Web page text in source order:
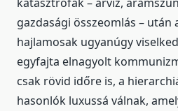
gazdasági összeomlás – után
hajlamosak ugyanúgy
egyfajta elnagyolt
csak rövid időre is, a
hasonlók luxussá válnak,